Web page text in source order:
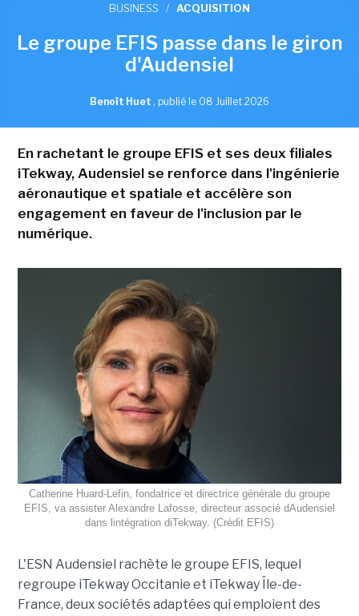
BUSINESS / ACQUISITION
Le groupe EFIS passe dans le giron
d'Audensiel
Benoît Huet , publié le 08 Juillet 2026
En rachetant le groupe EFIS et ses deux filiales
iTekway, Audensiel se renforce dans l'ingénierie
aéronautique et spatiale et accélère son
engagement en faveur de l'inclusion par le
numérique.
Catherine Huard-Lefin, fondatrice et directrice générale du groupe
EFIS, va assister Alexandre Lafosse, directeur associé dAudensiel
dans lintégration diTekway. (Crédit EFIS)
L'ESN Audensiel rachète le groupe EFIS, lequel
regroupe iTekway Occitanie et iTekway Île-de-
France, deux sociétés adaptées qui emploient des